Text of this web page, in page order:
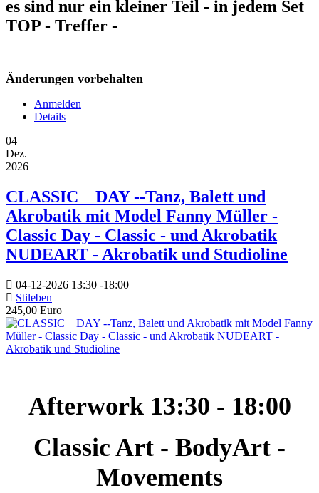
es sind nur ein kleiner Teil - in jedem Set
TOP - Treffer -
Änderungen vorbehalten
Anmelden
Details
04
Dez.
2026
CLASSIC _ DAY --Tanz, Balett und
Akrobatik mit Model Fanny Müller -
Classic Day - Classic - und Akrobatik
NUDEART - Akrobatik und Studioline
04-12-2026 13:30 -18:00
Stileben
245,00 Euro
Afterwork 13:30 - 18:00
Classic Art - BodyArt -
Movements